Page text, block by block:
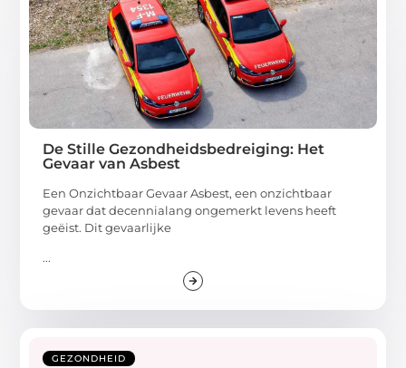
De Stille Gezondheidsbedreiging: Het
Gevaar van Asbest
Een Onzichtbaar Gevaar Asbest, een onzichtbaar
gevaar dat decennialang ongemerkt levens heeft
geëist. Dit gevaarlijke
...
GEZONDHEID